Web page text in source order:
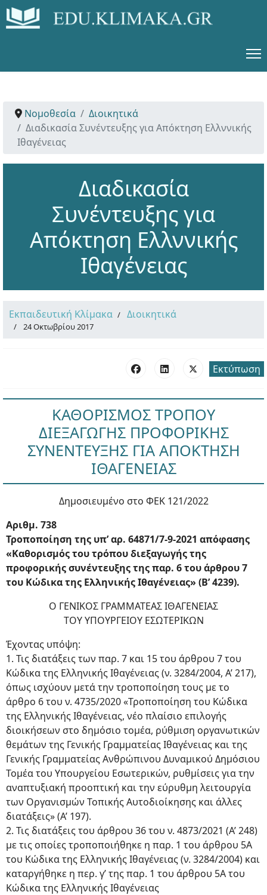
Νομοθεσία
Διοικητικά
Διαδικασία Συνέντευξης για Απόκτηση Ελλννικής
Ιθαγένειας
Διαδικασία
Συνέντευξης για
Απόκτηση Ελλννικής
Ιθαγένειας
Εκπαιδευτική Κλίμακα Διοικητικά
24 Οκτωβρίου 2017
Εκτύπωση
ΚΑΘΟΡΙΣΜΟΣ ΤΡΟΠΟΥ
ΔΙΕΞΑΓΩΓΗΣ ΠΡΟΦΟΡΙΚΗΣ
ΣΥΝΕΝΤΕΥΞΗΣ ΓΙΑ ΑΠΟΚΤΗΣΗ
ΙΘΑΓΕΝΕΙΑΣ
Δημοσιευμένο στο ΦΕΚ 121/2022
Αριθμ. 738
Τροποποίηση της υπ’ αρ. 64871/7-9-2021 απόφασης
«Καθορισμός του τρόπου διεξαγωγής της
προφορικής συνέντευξης της παρ. 6 του άρθρου 7
του Κώδικα της Ελληνικής Ιθαγένειας» (Β’ 4239).
Ο ΓΕΝΙΚΟΣ ΓΡΑΜΜΑΤΕΑΣ ΙΘΑΓΕΝΕΙΑΣ
ΤΟΥ ΥΠΟΥΡΓΕΙΟΥ ΕΣΩΤΕΡΙΚΩΝ
Έχοντας υπόψη:
1. Τις διατάξεις των παρ. 7 και 15 του άρθρου 7 του
Κώδικα της Ελληνικής Ιθαγένειας (ν. 3284/2004, Α’ 217),
όπως ισχύουν μετά την τροποποίηση τους με το
άρθρο 6 του ν. 4735/2020 «Τροποποίηση του Κώδικα
της Ελληνικής Ιθαγένειας, νέο πλαίσιο επιλογής
διοικήσεων στο δημόσιο τομέα, ρύθμιση οργανωτικών
θεμάτων της Γενικής Γραμματείας Ιθαγένειας και της
Γενικής Γραμματείας Ανθρώπινου Δυναμικού Δημόσιου
Τομέα του Υπουργείου Εσωτερικών, ρυθμίσεις για την
αναπτυξιακή προοπτική και την εύρυθμη λειτουργία
των Οργανισμών Τοπικής Αυτοδιοίκησης και άλλες
διατάξεις» (Α’ 197).
2. Τις διατάξεις του άρθρου 36 του ν. 4873/2021 (Α’ 248)
με τις οποίες τροποποιήθηκε η παρ. 1 του άρθρου 5Α
του Κώδικα της Ελληνικής Ιθαγένειας (ν. 3284/2004) και
καταργήθηκε η περ. γ’ της παρ. 1 του άρθρου 5Α του
Κώδικα της Ελληνικής Ιθαγένειας